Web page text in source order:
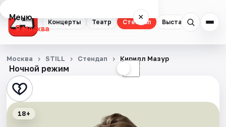
Концерты Театр Стендап Выставки
Меню ×
Москва
Концерты
Театр
Стендап
Ночной режим ☾
Москва STILL Стендап Кирилл Мазур
18+